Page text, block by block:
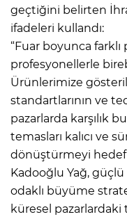
geçtiğini belirten
ifadeleri kullandı:
“Fuar boyunca
profesyonellerle
Ürünlerimize
standartlarının ve
pazarlarda karşılık
temasları kalıcı ve
dönüştürmeyi
Kadooğlu Yağ,
odaklı büyüme
küresel pazarlardaki